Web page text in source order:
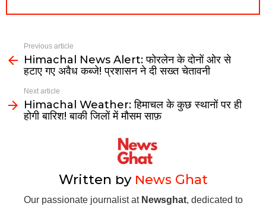
Previous article
Himachal News Alert: फोरलेन के दोनों ओर से
हटाए गए अवैध कब्जे! प्रशासन ने दी सख्त चेतावनी
Next article
Himachal Weather: हिमाचल के कुछ स्थानों पर ही
होगी बारिश! बाकी जिलों में मौसम साफ़
Written by News Ghat
Our passionate journalist at Newsghat, dedicated to